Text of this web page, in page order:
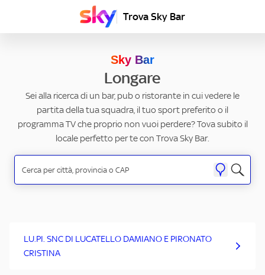
Trova Sky Bar
Sky Bar
Longare
Sei alla ricerca di un bar, pub o ristorante in cui vedere le
partita della tua squadra, il tuo sport preferito o il
programma TV che proprio non vuoi perdere? Tova subito il
locale perfetto per te con Trova Sky Bar.
LU.PI. SNC DI LUCATELLO DAMIANO E PIRONATO
CRISTINA